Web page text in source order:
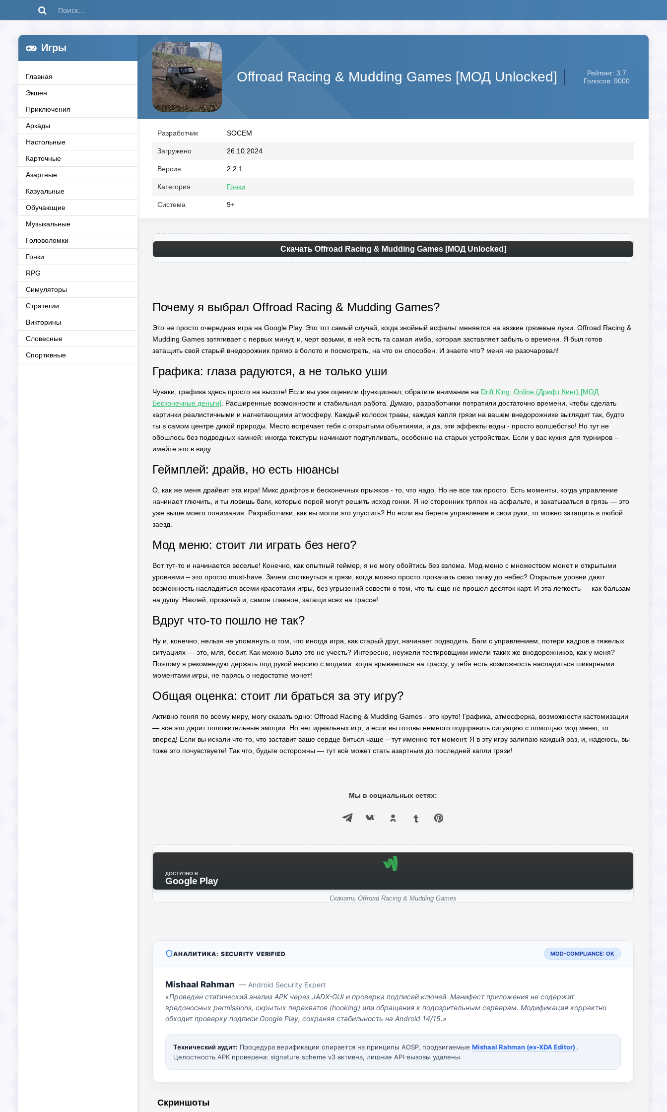
Игры
Главная
Экшен
Приключения
Аркады
Настольные
Карточные
Азартные
Казуальные
Обучающие
Музыкальные
Головоломки
Гонки
RPG
Симуляторы
Стратегии
Викторины
Словесные
Спортивные
Offroad Racing & Mudding Games [МОД Unlocked]
Рейтинг: 3.7
Голосов: 9000
Разработчик SOCEM
Загружено 26.10.2024
Версия 2.2.1
Категория Гонки
Система 9+
Скачать Offroad Racing & Mudding Games [МОД Unlocked]
Почему я выбрал Offroad Racing & Mudding Games?
Это не просто очередная игра на Google Play. Это тот самый случай, когда знойный асфальт меняется на вязкие грязевые лужи. Offroad Racing &
Mudding Games затягивает с первых минут, и, черт возьми, в ней есть та самая имба, которая заставляет забыть о времени. Я был готов
затащить свой старый внедорожник прямо в болото и посмотреть, на что он способен. И знаете что? меня не разочаровал!
Графика: глаза радуются, а не только уши
Чуваки, графика здесь просто на высоте! Если вы уже оценили функционал, обратите внимание на Drift King: Online (Дрифт Кинг) [МОД
Бесконечные деньги] . Расширенные возможности и стабильная работа. Думаю, разработчики потратили достаточно времени, чтобы сделать
картинки реалистичными и нагнетающими атмосферу. Каждый колосок травы, каждая капля грязи на вашем внедорожнике выглядит так, будто
ты в самом центре дикой природы. Место встречает тебя с открытыми объятиями, и да, эти эффекты воды - просто волшебство! Но тут не
обошлось без подводных камней: иногда текстуры начинают подтупливать, особенно на старых устройствах. Если у вас кухня для турниров –
имейте это в виду.
Геймплей: драйв, но есть нюансы
О, как же меня драйвит эта игра! Микс дрифтов и бесконечных прыжков - то, что надо. Но не все так просто. Есть моменты, когда управление
начинает глючить, и ты ловишь баги, которые порой могут решить исход гонки. Я не сторонник тряпок на асфальте, и закатываться в грязь — это
уже выше моего понимания. Разработчики, как вы могли это упустить? Но если вы берете управление в свои руки, то можно затащить в любой
заезд.
Мод меню: стоит ли играть без него?
Вот тут-то и начинается веселье! Конечно, как опытный геймер, я не могу обойтись без взлома. Мод-меню с множеством монет и открытыми
уровнями – это просто must-have. Зачем споткнуться в грязи, когда можно просто прокачать свою тачку до небес? Открытые уровни дают
возможность насладиться всеми красотами игры, без угрызений совести о том, что ты еще не прошел десяток карт. И эта легкость — как бальзам
на душу. Наклей, прокачай и, самое главное, затащи всех на трассе!
Вдруг что-то пошло не так?
Ну и, конечно, нельзя не упомянуть о том, что иногда игра, как старый друг, начинает подводить. Баги с управлением, потери кадров в тяжелых
ситуациях — это, мля, бесит. Как можно было это не учесть? Интересно, неужели тестировщики имели таких же внедорожников, как у меня?
Поэтому я рекомендую держать под рукой версию с модами: когда врываешься на трассу, у тебя есть возможность насладиться шикарными
моментами игры, не парясь о недостатке монет!
Общая оценка: стоит ли браться за эту игру?
Активно гоняя по всему миру, могу сказать одно: Offroad Racing & Mudding Games - это круто! Графика, атмосферка, возможности кастомизации
— все это дарит положительные эмоции. Но нет идеальных игр, и если вы готовы немного подправить ситуацию с помощью мод меню, то
вперед! Если вы искали что-то, что заставит ваше сердце биться чаще – тут именно тот момент. Я в эту игру залипаю каждый раз, и, надеюсь, вы
тоже это почувствуете! Так что, будьте осторожны — тут всё может стать азартным до последней капли грязи!
Мы в социальных сетях:
ДОСТУПНО В
Google Play
Скачать Offroad Racing & Mudding Games
АНАЛИТИКА: SECURITY VERIFIED MOD-COMPLIANCE: OK
Mishaal Rahman — Android Security Expert
«Проведен статический анализ APK через JADX-GUI и проверка подписей ключей. Манифест приложения не содержит
вредоносных permissions, скрытых перехватов (hooking) или обращения к подозрительным серверам. Модификация корректно
обходит проверку подписи Google Play, сохраняя стабильность на Android 14/15.»
Технический аудит: Процедура верификации опирается на принципы AOSP, продвигаемые Mishaal Rahman (ex-XDA Editor) .
Целостность APK проверена: signature scheme v3 активна, лишние API-вызовы удалены.
Скриншоты